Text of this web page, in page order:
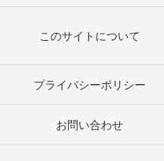
このサイトについて
プライバシーポリシー
お問い合わせ